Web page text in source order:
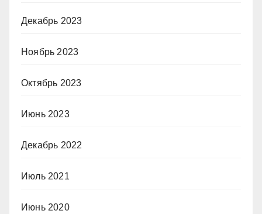
Декабрь 2023
Ноябрь 2023
Октябрь 2023
Июнь 2023
Декабрь 2022
Июль 2021
Июнь 2020